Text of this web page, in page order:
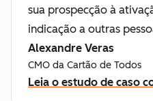
sua prospecção à
indicação a outras
Alexandre Veras
CMO da Cartão de Todos
Leia o estudo de caso